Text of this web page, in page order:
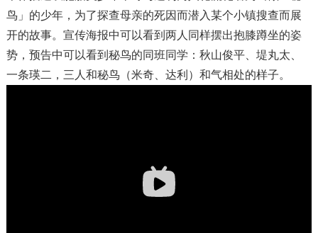
鸟」的少年，为了探查母亲的死因而潜入某个小镇搜查而展
开的故事。宣传海报中可以看到两人同样摆出抱膝蹲坐的姿
势，预告中可以看到秘鸟的同班同学：秋山俊平、堤丸太、
一条瑛二，三人和秘鸟（米奇、达利）和气相处的样子。